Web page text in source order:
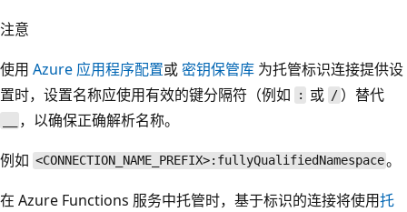
注意
使用 Azure 应用程序配置或 密钥保管库 为托管标识连接提供设
置时，设置名称应使用有效的键分隔符（例如
: 或 /）替代
，以确保正确解析名称。
例如 <CONNECTION_NAME_PREFIX>:fullyQualifiedNamespace。
在 Azure Functions 服务中托管时，基于标识的连接将使用托